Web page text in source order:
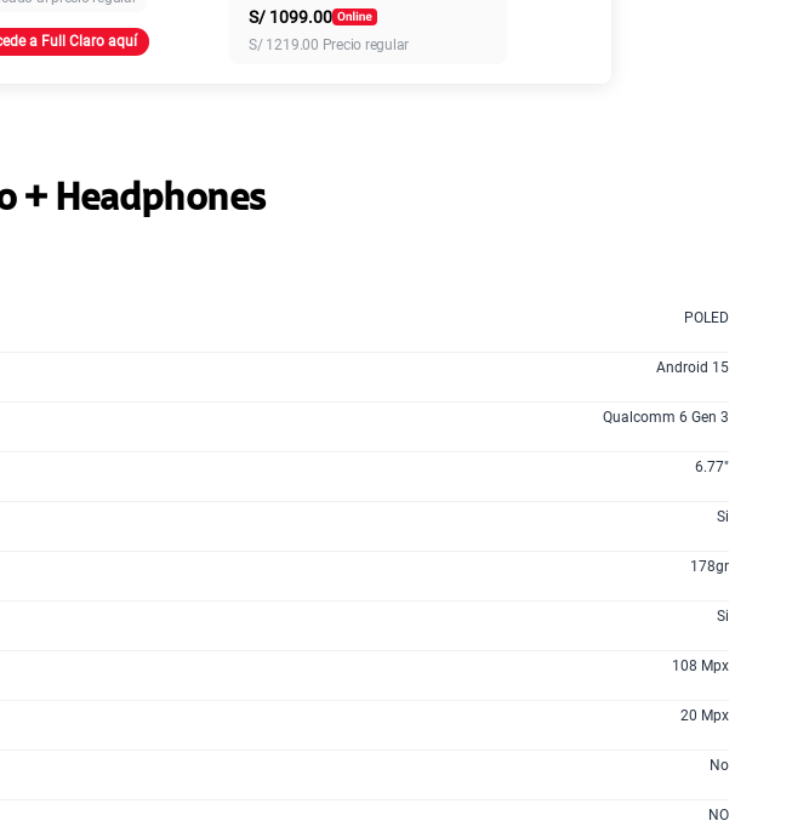
155 GB
a Full Claro aquí
S/ 1099.00
S/ 1219.00 Precio regular
+ Headphones
POLED
Android 15
Qualcomm 6 Gen 3
6.77"
Si
178gr
Si
108 Mpx
20 Mpx
No
NO